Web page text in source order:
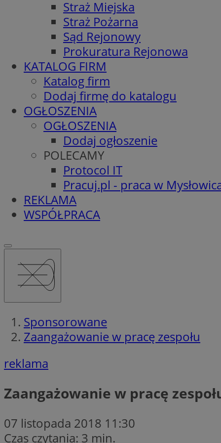
Straż Miejska
Straż Pożarna
Sąd Rejonowy
Prokuratura Rejonowa
KATALOG FIRM
Katalog firm
Dodaj firmę do katalogu
OGŁOSZENIA
OGŁOSZENIA
Dodaj ogłoszenie
POLECAMY
Protocol IT
Pracuj.pl - praca w
REKLAMA
WSPÓŁPRACA
Sponsorowane
Zaangażowanie w pracę zespołu
reklama
Zaangażowanie w pracę
07 listopada 2018 11:30
Czas czytania: 3 min.